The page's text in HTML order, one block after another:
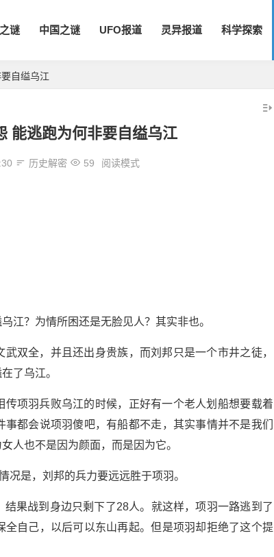
谜 中国之谜 UFO报道 灵异报道 科学探索
自缢乌江
能逃跑为何非要自缢乌江
历史解密 59 阅读模式
江？为情所困还是无脸见人？其实非也。
双全，并且还出身贵族，而刘邦只是一个市井之徒，
了乌江。
项羽兵败乌江的时候，正好有一个老人划船想要载着
都会说项羽傻吧，有船都不走，其实事情并不是我们
人也不是因为颜面，而是因为它。
况是，刘邦的兵力要远远胜于项羽。
果战到身边只剩下了28人。就这样，项羽一路逃到了
自己，以后可以东山再起。但是项羽却拒绝了这个提